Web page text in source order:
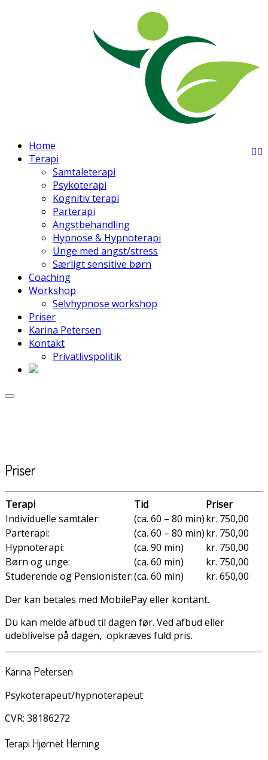
Home
Terapi
Samtaleterapi
Psykoterapi
Kognitiv terapi
Parterapi
Angstbehandling
Hypnose & Hypnoterapi
Unge med angst/stress
Særligt sensitive børn
Coaching
Workshop
Selvhypnose workshop
Priser
Karina Petersen
Kontakt
Privatlivspolitik
Priser
Terapi Tid
Priser
Individuelle samtaler:
(ca. 60 – 80 min)kr. 750,00
Parterapi:
(ca. 60 – 80 min)kr. 750,00
Hypnoterapi:
(ca. 90 min)
kr. 750,00
Børn og unge:
(ca. 60 min)
kr. 750,00
Studerende og Pensionister:(ca. 60 min)
kr. 650,00
Der kan betales med MobilePay eller kontant.
Du kan melde afbud til dagen før. Ved afbud eller
udeblivelse på dagen, opkræves fuld pris.
Karina Petersen
Psykoterapeut/hypnoterapeut
CVR: 38186272
Terapi Hjørnet Herning